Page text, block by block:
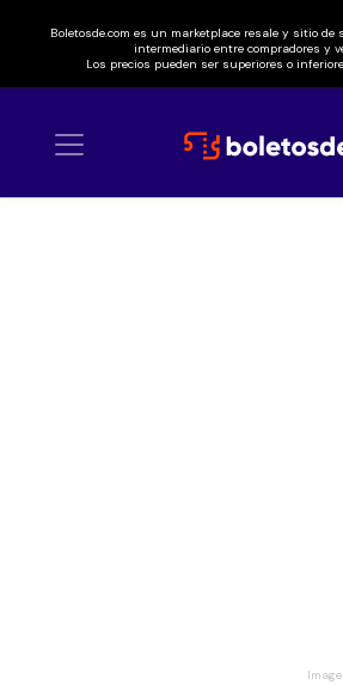
Boletosde.com es un marketplace resale y sitio de
intermediario entre compradores y
Los precios pueden ser superiores o